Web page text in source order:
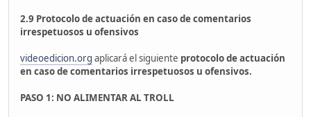
2.9 Protocolo de actuación en caso de comentarios
irrespetuosos u ofensivos
videoedicion.org aplicará el siguiente protocolo de actuación
en caso decomentarios irrespetuosos u ofensivos.
PASO 1: NO ALIMENTAR AL TROLL